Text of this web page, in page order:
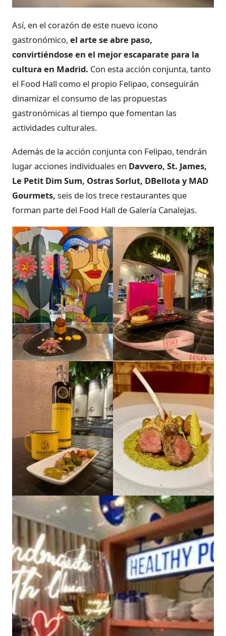
Así, en el corazón de este nuevo icono
gastronómico, el arte se abre paso,
convirtiéndose en el mejor escaparate para la
cultura en Madrid. Con esta acción conjunta, tanto
el Food Hall como el propio Felipao, conseguirán
dinamizar el consumo de las propuestas
gastronómicas al tiempo que fomentan las
actividades culturales.
Además de la acción conjunta con Felipao, tendrán
lugar acciones individuales en Davvero, St. James,
Le Petit Dim Sum, Ostras Sorlut, DBellota y MAD
Gourmets, seis de los trece restaurantes que
forman parte del Food Hall de Galería Canalejas.